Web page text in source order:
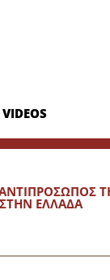
VIDEOS
ΣΤΗΝ ΕΛΛΑΔΑ